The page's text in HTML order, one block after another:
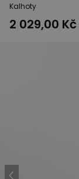
Kalhoty
2 029,00 Kč